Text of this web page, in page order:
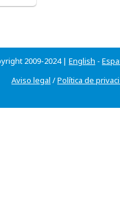
2009-2024 | English -
Aviso legal /Política de